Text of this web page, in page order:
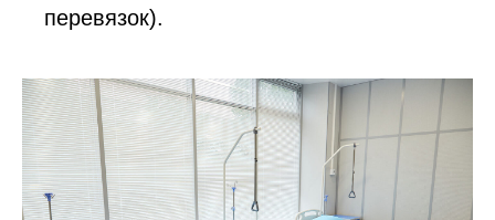
перевязок).